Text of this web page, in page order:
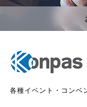
各種イベント・コンベ